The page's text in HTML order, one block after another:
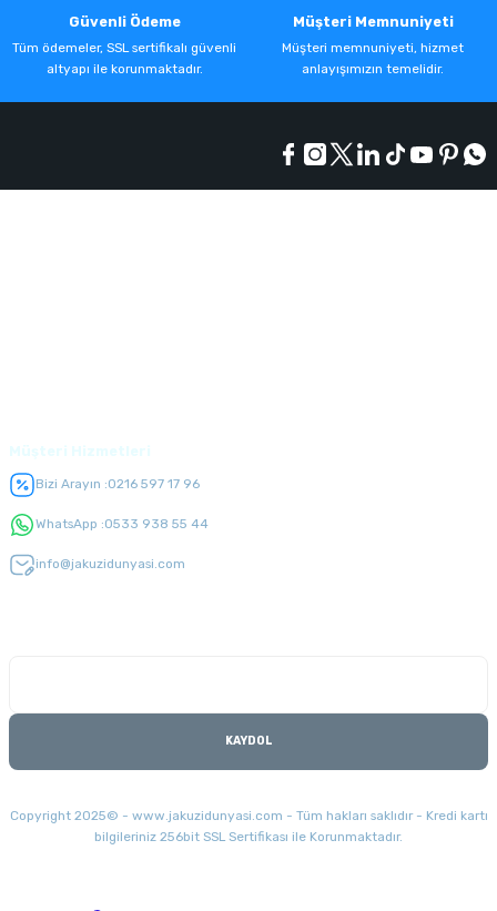
Güvenli Ödeme
Tüm ödemeler, SSL sertifikalı güvenli
altyapı ile korunmaktadır.
Müşteri Memnuniyeti
Müşteri memnuniyeti, hizmet
anlayışımızın temelidir.
Bizi Arayın :0216 597 17 96
WhatsApp :0533 938 55 44
info@jakuzidunyasi.com
KAYDOL
Copyright 2025© - www.jakuzidunyasi.com - Tüm hakları saklıdır - Kredi kartı
bilgileriniz 256bit SSL Sertifikası ile Korunmaktadır.